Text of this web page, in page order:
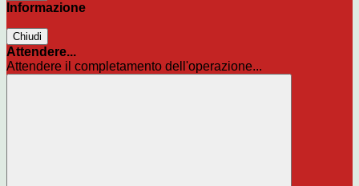
Informazione
Chiudi
Attendere...
Attendere il completamento dell'operazione...